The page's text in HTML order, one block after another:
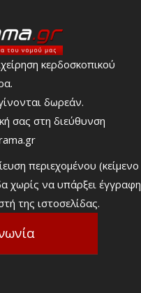
κερδοσκοπικού
δωρεάν.
σας στη διεύθυνση
περιεχομένου (κείμενο
χωρίς να υπάρξει έγγραφη
της ιστοσελίδας.